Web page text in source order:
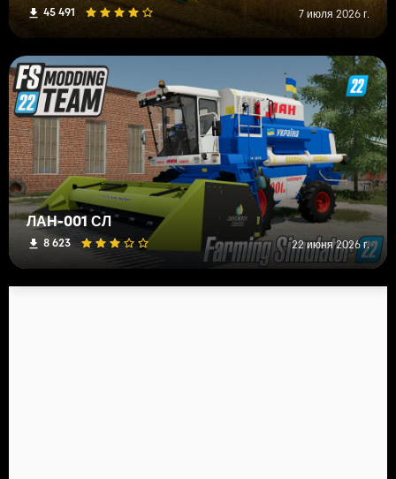
45 491 7 июля 2026 г.
ЛАН-001 СЛ
8 623 22 июня 2026 г.